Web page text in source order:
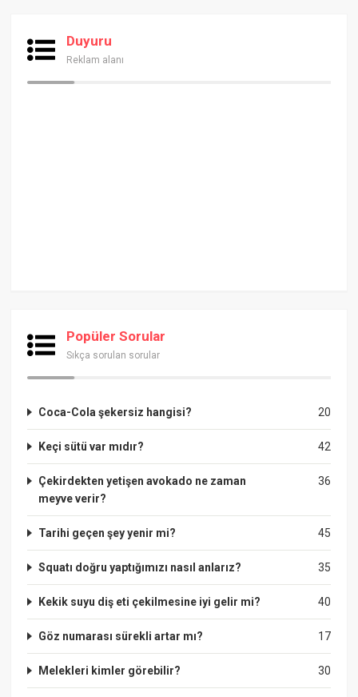
Duyuru
Reklam alanı
Popüler Sorular
Sıkça sorulan sorular
20
Coca-Cola şekersiz hangisi?
42
Keçi sütü var mıdır?
36
Çekirdekten yetişen avokado ne zaman
meyve verir?
45
Tarihi geçen şey yenir mi?
35
Squatı doğru yaptığımızı nasıl anlarız?
40
Kekik suyu diş eti çekilmesine iyi gelir mi?
17
Göz numarası sürekli artar mı?
30
Melekleri kimler görebilir?